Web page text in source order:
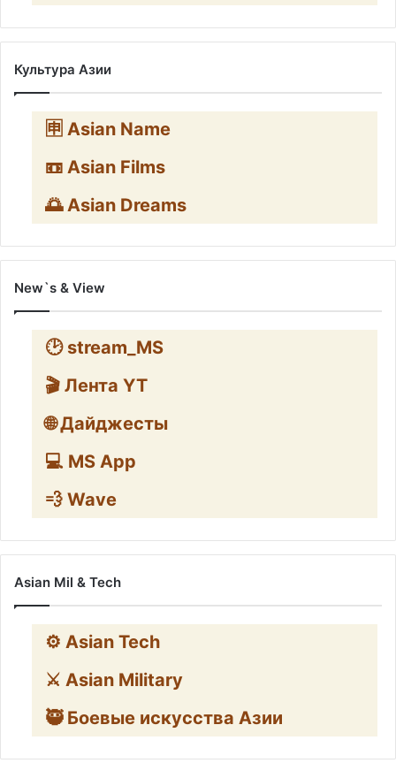
Культура Азии
🈸 Asian Name
📼 Asian Films
🌅 Asian Dreams
New`s & View
🕑 stream_MS
🎬 Лента YT
🌐 Дайджесты
💻 MS App
💨 Wave
Asian Mil & Tech
⚙️ Asian Tech
⚔️ Asian Military
🥷 Боевые искусства Азии